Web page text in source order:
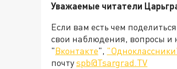
Уважаемые читатели
Если вам есть чем
свои наблюдения, вопросы и
"Вконтакте",
почтуspb@Tsargrad.TV